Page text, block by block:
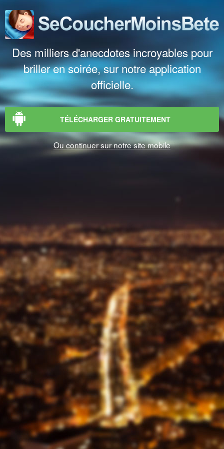
Des milliers d'anecdotes incroyables pour
briller en soirée, sur notre application
officielle.
TÉLÉCHARGER GRATUITEMENT
Ou continuer sur notre site mobile